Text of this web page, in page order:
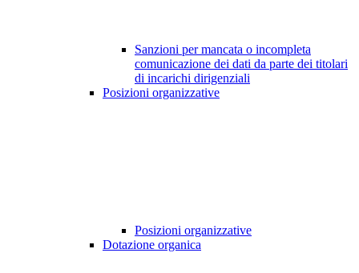
Sanzioni per mancata o incompleta
comunicazione dei dati da parte dei titolari
di incarichi dirigenziali
Posizioni organizzative
Posizioni organizzative
Dotazione organica